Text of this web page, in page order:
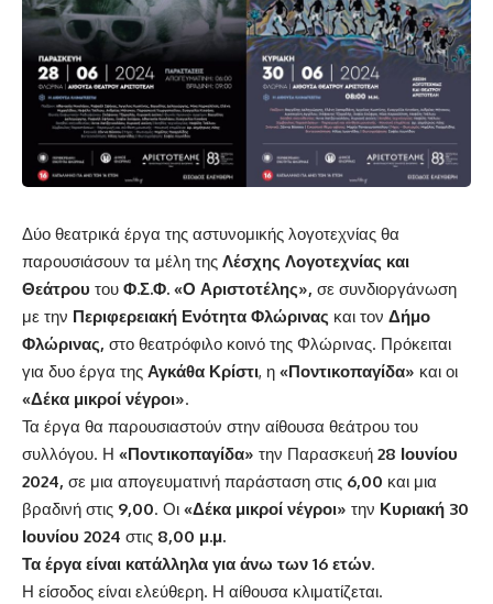
Δύο θεατρικά έργα της αστυνομικής λογοτεχνίας θα
παρουσιάσουν τα μέλη της Λέσχης Λογοτεχνίας και
Θεάτρου του Φ.Σ.Φ. «Ο Αριστοτέλης», σε συνδιοργάνωση
με την Περιφερειακή Ενότητα Φλώρινας και τον Δήμο
Φλώρινας, στο θεατρόφιλο κοινό της Φλώρινας. Πρόκειται
για δυο έργα της Αγκάθα Κρίστι, η «Ποντικοπαγίδα» και οι
«Δέκα μικροί νέγροι».
Τα έργα θα παρουσιαστούν στην αίθουσα θεάτρου του
συλλόγου. Η «Ποντικοπαγίδα» την Παρασκευή 28 Ιουνίου
2024, σε μια απογευματινή παράσταση στις 6,00 και μια
βραδινή στις 9,00. Οι «Δέκα μικροί νέγροι» την Κυριακή 30
Ιουνίου 2024 στις 8,00 μ.μ.
Τα έργα είναι κατάλληλα για άνω των 16 ετών.
Η είσοδος είναι ελεύθερη. Η αίθουσα κλιματίζεται.